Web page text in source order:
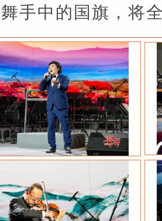
手中的国旗，将